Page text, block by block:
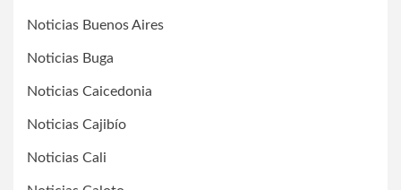
Noticias Buenos Aires
Noticias Buga
Noticias Caicedonia
Noticias Cajibío
Noticias Cali